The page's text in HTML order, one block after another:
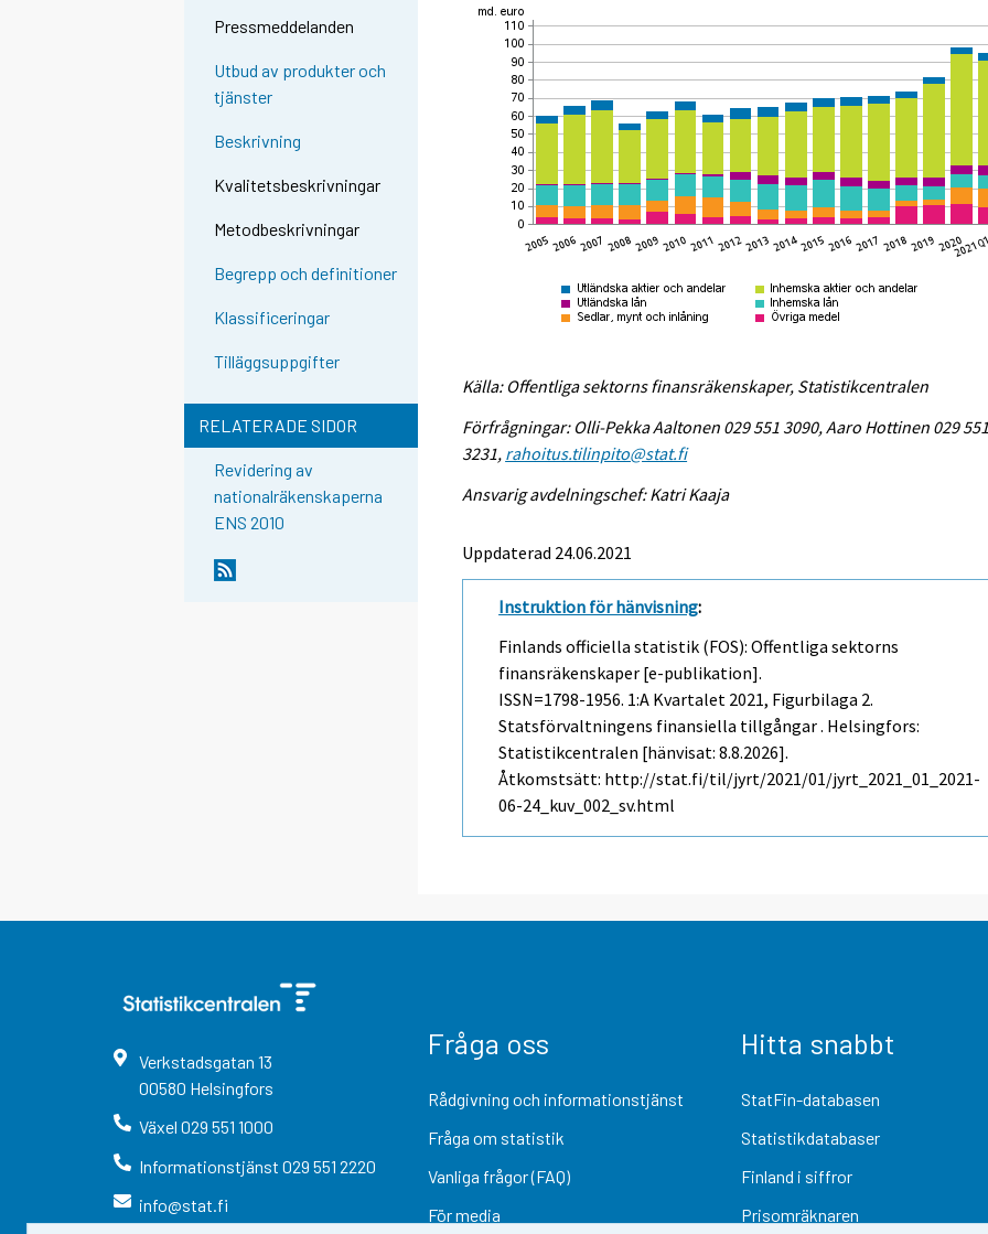
Pressmeddelanden
Utbud av produkter och
tjänster
Beskrivning
Kvalitetsbeskrivningar
Metodbeskrivningar
Begrepp och definitioner
Klassificeringar
Tilläggsuppgifter
RELATERADE SIDOR
Revidering av
nationalräkenskaperna
ENS 2010
Källa: Offentliga sektorns finansräkenskaper, Statistikcentralen
Förfrågningar: Olli-Pekka Aaltonen 029 551 3090, Aaro Hottinen 029
3231, rahoitus.tilinpito@stat.fi
Ansvarig avdelningschef: Katri Kaaja
Uppdaterad 24.06.2021
Instruktion för hänvisning:
Finlands officiella statistik (FOS): Offentliga sektorns
finansräkenskaper [e-publikation].
ISSN=1798-1956. 1:a Kvartalet 2021, Figurbilaga 2.
Statsförvaltningens finansiella tillgångar . Helsingfors:
Statistikcentralen [hänvisat: 8.8.2026].
Åtkomstsätt: http://stat.fi/til/jyrt/2021/01/jyrt_2021_01_2021-
06-24_kuv_002_sv.html
Verkstadsgatan 13
00580 Helsingfors
Växel 029 551 1000
Informationstjänst 029 551 2220
info@stat.fi
Fråga oss
Rådgivning och informationstjänst
Fråga om statistik
Vanliga frågor (FAQ)
För media
Hitta snabbt
StatFin-databasen
Statistikdatabaser
Finland i siffror
Prisomräknaren